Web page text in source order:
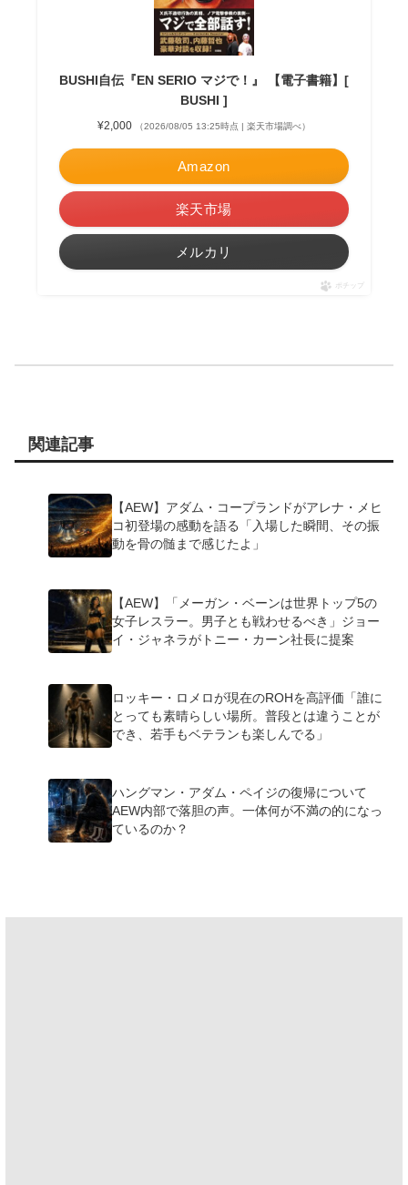
BUSHI自伝『EN SERIO マジで！』 【電子書籍】[
BUSHI ]
¥2,000 （2026/08/05 13:25時点 | 楽天市場調べ）
Amazon
楽天市場
メルカリ
ポチップ
関連記事
【AEW】アダム・コープランドがアレナ・メヒ
コ初登場の感動を語る「入場した瞬間、その振
動を骨の髄まで感じたよ」
【AEW】「メーガン・ベーンは世界トップ5の
女子レスラー。男子とも戦わせるべき」ジョー
イ・ジャネラがトニー・カーン社長に提案
ロッキー・ロメロが現在のROHを高評価「誰に
とっても素晴らしい場所。普段とは違うことが
でき、若手もベテランも楽しんでる」
ハングマン・アダム・ペイジの復帰について
AEW内部で落胆の声。一体何が不満の的になっ
ているのか？